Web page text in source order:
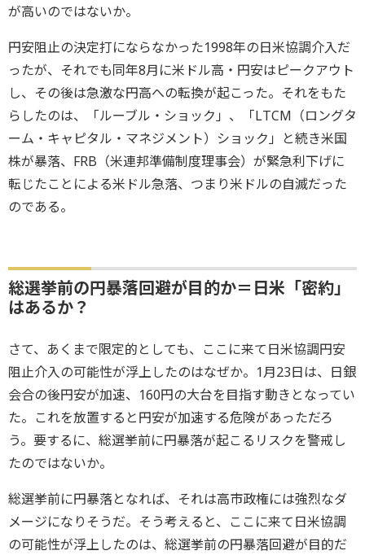
が高いのではないか。
円安阻止の決定打にならなかった1998年の日米協調介入だ
ったが、それでも同年8月に米ドル高・円安はピークアウト
し、その後は急激な円高への転換が起こった。それをもた
らしたのは、「ルーブル・ショック」、「LTCM（ロングタ
ーム・キャピタル・マネジメント）ショック」と続き米国
株が暴落、FRB（米連邦準備制度理事会）が緊急利下げに
転じたことによる米ドル急落、つまり米ドルの自滅だった
のである。
総選挙前の円暴落回避が目的か＝日米「密約」
はあるか？
さて、あくまで限定的としても、ここに来て日米協調円安
阻止介入の可能性が浮上したのはなぜか。1月23日は、日銀
会合の後円安が加速、160円の大台を目指す動きとなってい
た。これを放置すると円安が加速する危険があっただろ
う。要するに、総選挙前に円暴落が起こるリスクを警戒し
たのではないか。
総選挙前に円暴落となれば、それは高市政権には強烈なダ
メージになりそうだ。そう考えると、ここに来て日米協調
の可能性が浮上したのは、総選挙前の円暴落回避が目的だ